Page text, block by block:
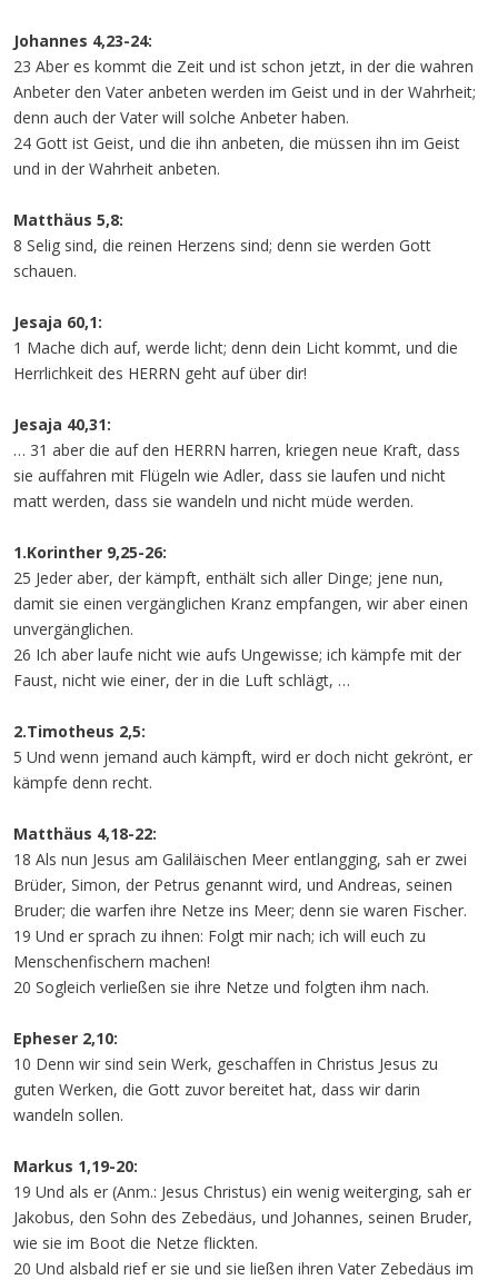
Johannes 4,23-24:
23 Aber es kommt die Zeit und ist schon jetzt, in der die wahren
Anbeter den Vater anbeten werden im Geist und in der Wahrheit;
denn auch der Vater will solche Anbeter haben.
24 Gott ist Geist, und die ihn anbeten, die müssen ihn im Geist
und in der Wahrheit anbeten.
Matthäus 5,8:
8 Selig sind, die reinen Herzens sind; denn sie werden Gott
schauen.
Jesaja 60,1:
1 Mache dich auf, werde licht; denn dein Licht kommt, und die
Herrlichkeit des HERRN geht auf über dir!
Jesaja 40,31:
… 31 aber die auf den HERRN harren, kriegen neue Kraft, dass
sie auffahren mit Flügeln wie Adler, dass sie laufen und nicht
matt werden, dass sie wandeln und nicht müde werden.
1.Korinther 9,25-26:
25 Jeder aber, der kämpft, enthält sich aller Dinge; jene nun,
damit sie einen vergänglichen Kranz empfangen, wir aber einen
unvergänglichen.
26 Ich aber laufe nicht wie aufs Ungewisse; ich kämpfe mit der
Faust, nicht wie einer, der in die Luft schlägt, …
2.Timotheus 2,5:
5 Und wenn jemand auch kämpft, wird er doch nicht gekrönt, er
kämpfe denn recht.
Matthäus 4,18-22:
18 Als nun Jesus am Galiläischen Meer entlangging, sah er zwei
Brüder, Simon, der Petrus genannt wird, und Andreas, seinen
Bruder; die warfen ihre Netze ins Meer; denn sie waren Fischer.
19 Und er sprach zu ihnen: Folgt mir nach; ich will euch zu
Menschenfischern machen!
20 Sogleich verließen sie ihre Netze und folgten ihm nach.
Epheser 2,10:
10 Denn wir sind sein Werk, geschaffen in Christus Jesus zu
guten Werken, die Gott zuvor bereitet hat, dass wir darin
wandeln sollen.
Markus 1,19-20:
19 Und als er (Anm.: Jesus Christus) ein wenig weiterging, sah er
Jakobus, den Sohn des Zebedäus, und Johannes, seinen Bruder,
wie sie im Boot die Netze flickten.
20 Und alsbald rief er sie und sie ließen ihren Vater Zebedäus im